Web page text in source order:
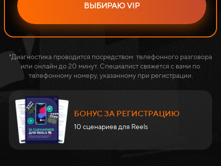
ВЫБИРАЮ VIP
*Диагностика проводится посредством телефонного разговора
или онлайн до 20 минут. Специалист свяжется с вами по
телефонному номеру, указанному при регистрации.
БОНУС ЗА РЕГИСТРАЦИЮ
10 сценариев для Reels